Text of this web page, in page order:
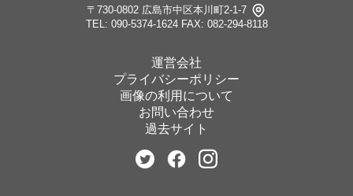
〒730-0802 広島市中区本川町2-1-7
TEL: 090-5374-1624 FAX: 082-294-8118
運営会社
プライバシーポリシー
画像の利用について
お問い合わせ
過去サイト